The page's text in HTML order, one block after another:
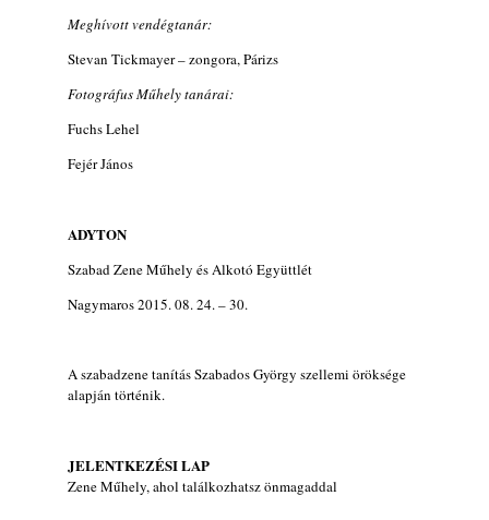
Meghívott vendégtanár:
Stevan Tickmayer – zongora, Párizs
Fotográfus Műhely tanárai:
Fuchs Lehel
Fejér János
ADYTON
Szabad Zene Műhely és Alkotó Együttlét
Nagymaros 2015. 08. 24. – 30.
A szabadzene tanítás Szabados György szellemi öröksége
alapján történik.
JELENTKEZÉSI LAP
Zene Műhely, ahol találkozhatsz önmagaddal